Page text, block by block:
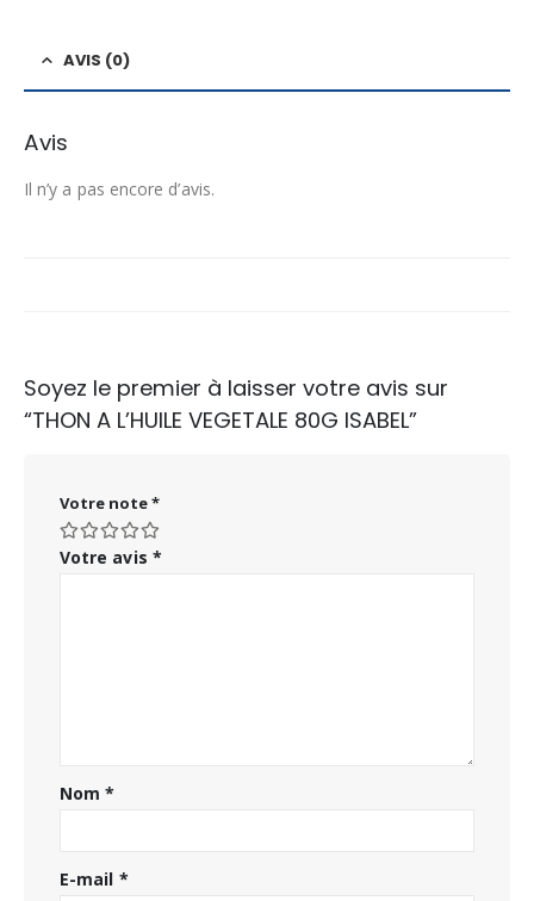
AVIS (0)
Avis
Il n’y a pas encore d’avis.
Soyez le premier à laisser votre avis sur
“THON A L’HUILE VEGETALE 80G ISABEL”
Votre note*
Votre avis *
Nom*
E-mail *